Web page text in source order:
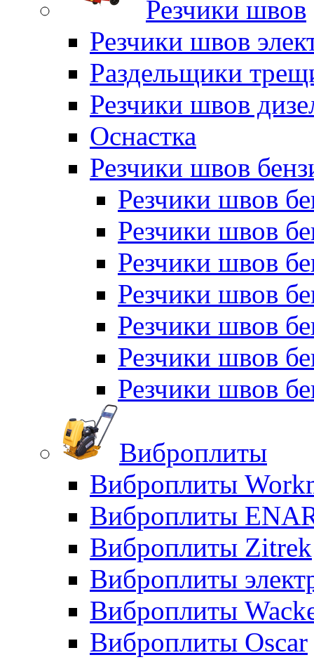
Резчики швов
Резчики швов
Раздельщики
Резчики швов
Оснастка
Резчики швов
Резчики швов
Резчики швов
Резчики швов
Резчики швов
Резчики швов
Резчики швов
Резчики швов
Виброплиты
Виброплиты
Виброплиты
Виброплиты Zitrek
Виброплиты
Виброплиты
Виброплиты Oscar